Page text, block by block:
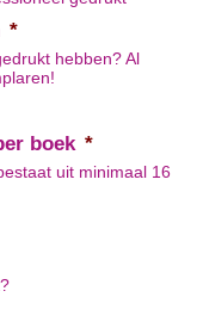
*
hebben? Al
boek *
uit minimaal 16